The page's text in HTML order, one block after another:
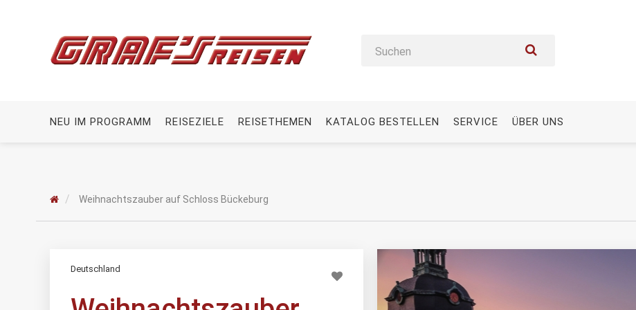
NEU IM PROGRAMM REISEZIELE REISETHEMEN KATALOG BESTELLEN SERVICE ÜBER UNS
Weihnachtszauber auf Schloss Bückeburg
Deutschland